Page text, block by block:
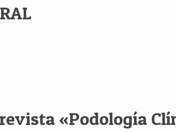
«Podología